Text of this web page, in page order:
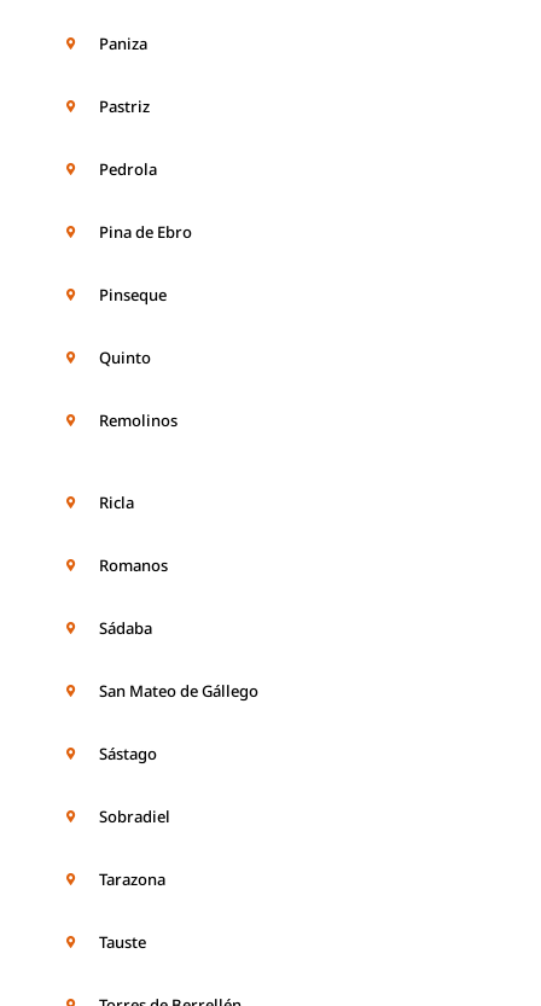
Paniza
Pastriz
Pedrola
Pina de Ebro
Pinseque
Quinto
Remolinos
Ricla
Romanos
Sádaba
San Mateo de Gállego
Sástago
Sobradiel
Tarazona
Tauste